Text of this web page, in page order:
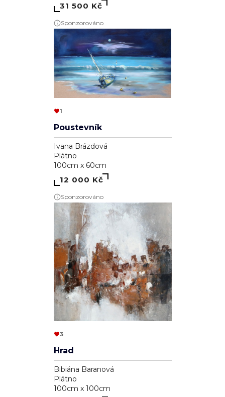
31 500 Kč
Sponzorováno
1
Poustevník
Ivana Brázdová
Plátno
100cm x 60cm
12 000 Kč
Sponzorováno
3
Hrad
Bibiána Baranová
Plátno
100cm x 100cm